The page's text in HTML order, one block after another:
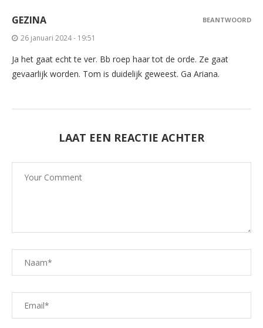
GEZINA
26 januari 2024 - 19:51
Ja het gaat echt te ver. Bb roep haar tot de orde. Ze gaat
gevaarlijk worden. Tom is duidelijk geweest. Ga Ariana.
BEANTWOORD
LAAT EEN REACTIE ACHTER